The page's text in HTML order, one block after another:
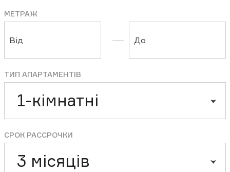
МЕТРАЖ
Від До
ТИП АПАРТАМЕНТІВ
1-кімнатні
СРОК РАССРОЧКИ
3 місяців